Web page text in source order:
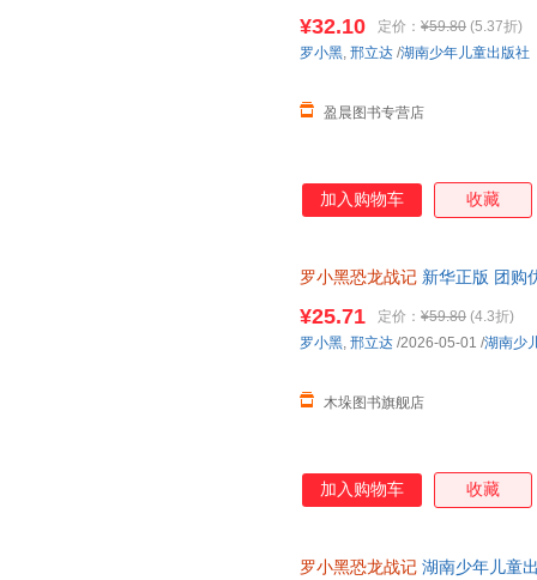
知识点。搭配化石实景指南，
前冒险之旅吧。
¥32.10 定价： ¥59.80 (5.37折)
盈晨图书专营店
罗小黑, 邢立达 /湖南少年儿童出版社
加入购物车 收藏
罗小黑恐龙战记 新华正版 团购
¥25.71 定价： ¥59.80 (4.3折)
木垛图书旗舰店
罗小黑, 邢立达 /2026-05-01 /湖南少
加入购物车 收藏
罗小黑恐龙战记 湖南少年儿童